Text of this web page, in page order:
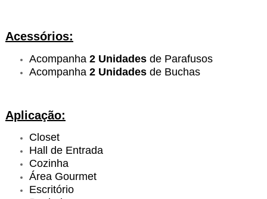
Acessórios:
Acompanha 2 Unidadesde Parafusos
Acompanha 2 Unidades de Buchas
Aplicação:
Closet
Hall de Entrada
Cozinha
Área Gourmet
Escritório